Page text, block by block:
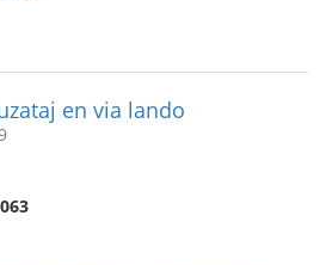
en via lando